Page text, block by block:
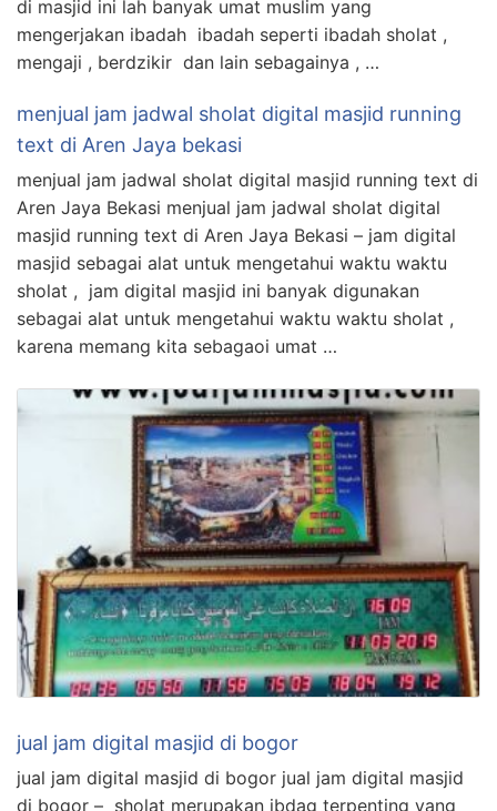
di masjid ini lah banyak umat muslim yang
mengerjakan ibadah ibadah seperti ibadah sholat ,
mengaji , berdzikir dan lain sebagainya , …
menjual jam jadwal sholat digital masjid running
text di Aren Jaya bekasi
menjual jam jadwal sholat digital masjid running text di
Aren Jaya Bekasi menjual jam jadwal sholat digital
masjid running text di Aren Jaya Bekasi – jam digital
masjid sebagai alat untuk mengetahui waktu waktu
sholat , jam digital masjid ini banyak digunakan
sebagai alat untuk mengetahui waktu waktu sholat ,
karena memang kita sebagaoi umat …
jual jam digital masjid di bogor
jual jam digital masjid di bogor jual jam digital masjid
di bogor – sholat merupakan ibdag terpenting yang